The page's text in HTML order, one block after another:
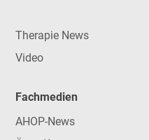
Therapie News
Video
Fachmedien
AHOP-News